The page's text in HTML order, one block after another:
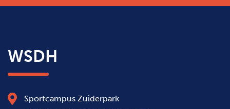
WSDH
Sportcampus Zuiderpark